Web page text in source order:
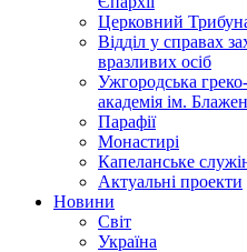
Церковний
Відділ у справах
вразливих осіб
Ужгородська
академія ім.
Парафії
Монастирі
Капеланське
Актуальні проекти
Новини
Світ
Україна